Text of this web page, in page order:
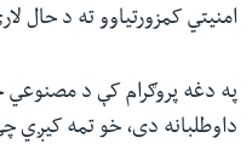
امنیتي کمزورتیاوو ته د حال
په دغه پروګرام کې د مصنوعي
داوطلبانه دی، خو تمه کیږي